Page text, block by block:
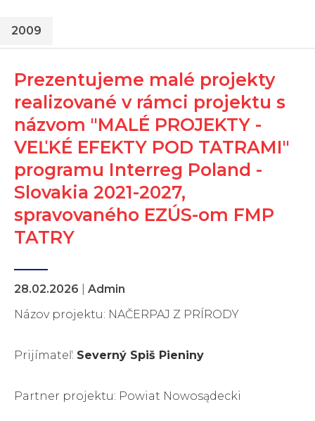
2009
Prezentujeme malé projekty
realizované v rámci projektu s
názvom "MALÉ PROJEKTY -
VEĽKÉ EFEKTY POD TATRAMI"
programu Interreg Poland -
Slovakia 2021-2027,
spravovaného EZÚS-om FMP
TATRY
28.02.2026
Admin
Názov projektu: NAČERPAJ Z PRÍRODY
Prijímateľ: Severný Spiš Pieniny
Partner projektu: Powiat Nowosądecki